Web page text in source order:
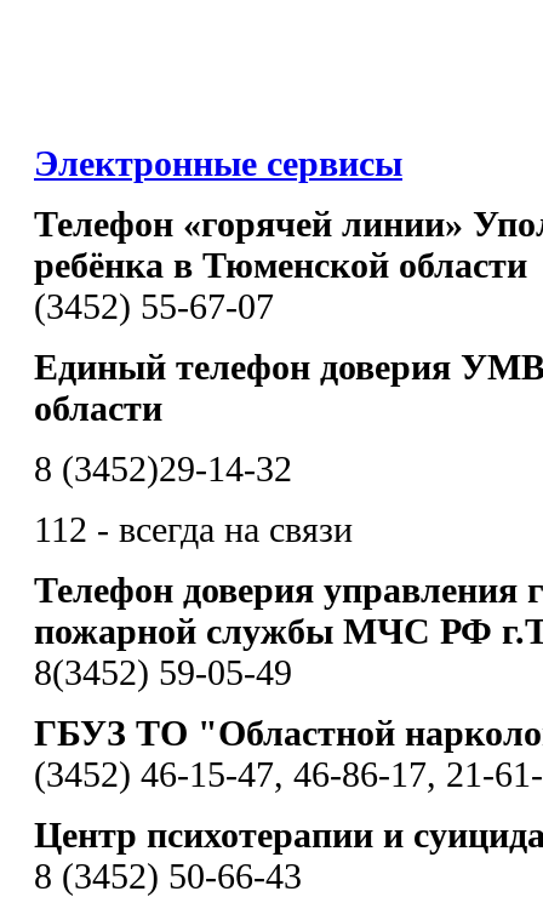
Электронные сервисы
Телефон «горячей линии»
ребёнка в Тюменской области
(3452) 55-67-07
Единый телефон доверия
области
8 (3452)29-14-32
112 - всегда на связи
Телефон доверия управления
пожарной службы МЧС РФ
8(3452) 59-05-49
ГБУЗ ТО "Областной
(3452) 46-15-47, 46-86-17, 21-
Центр психотерапии и
8 (3452) 50-66-43